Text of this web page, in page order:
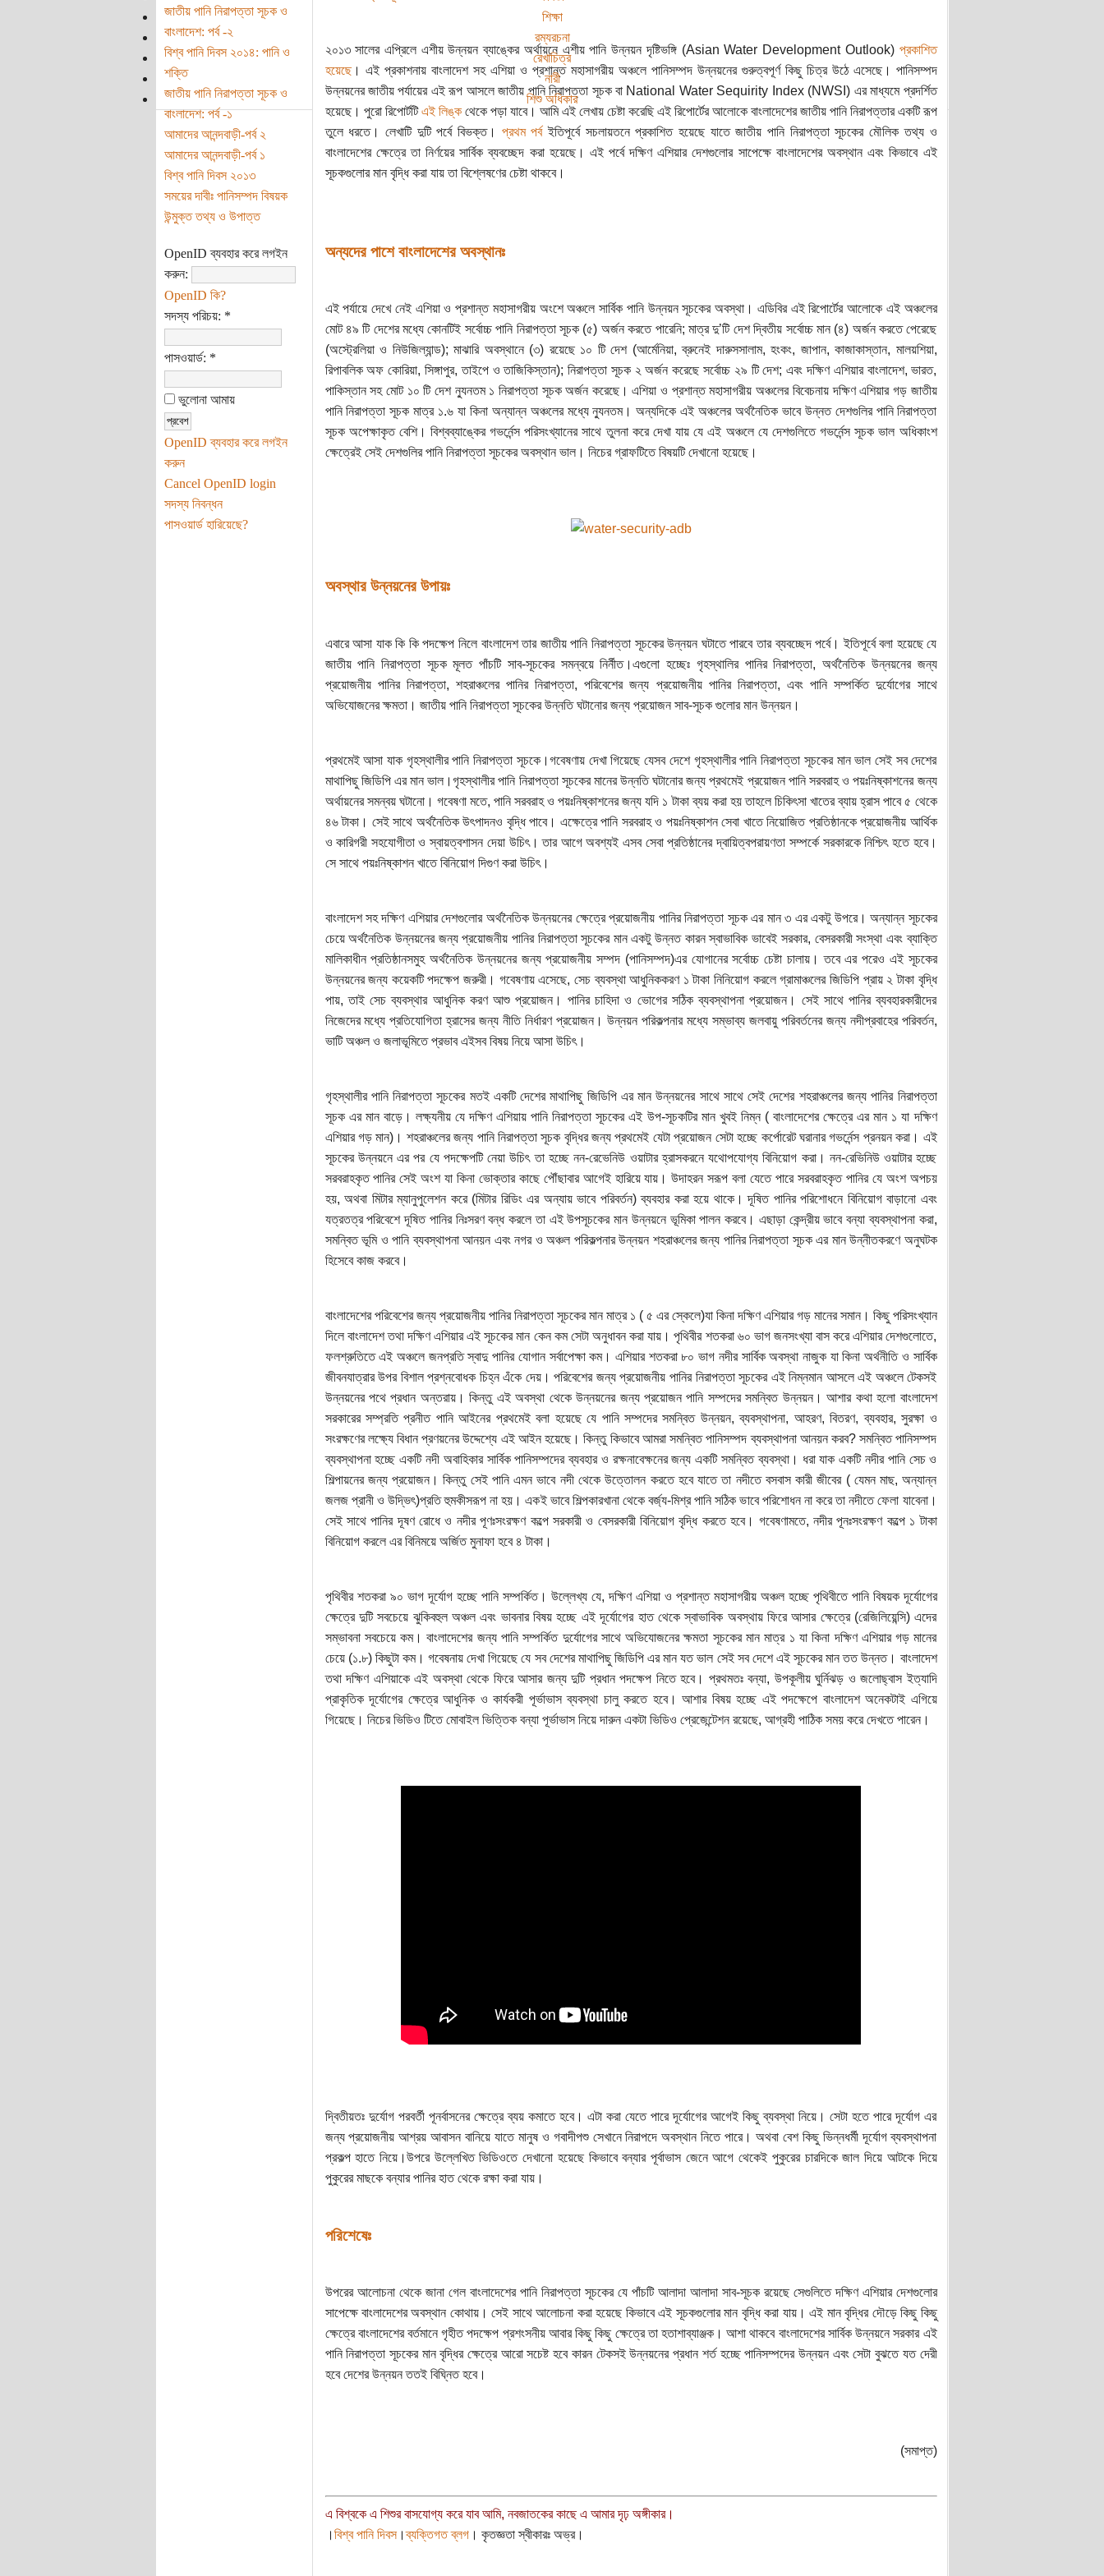
শিক্ষা
রম্যরচনা
রেখাচিত্র
নারী
শিশু অধিকার
জাতীয় পানি নিরাপত্তা সূচক ও
বাংলাদেশ: পর্ব -২
বিশ্ব পানি দিবস ২০১৪: পানি ও
শক্তি
জাতীয় পানি নিরাপত্তা সূচক ও
বাংলাদেশ: পর্ব -১
আমাদের আনন্দবাড়ী-পর্ব ২
আমাদের আনন্দবাড়ী-পর্ব ১
বিশ্ব পানি দিবস ২০১৩
সময়ের দাবীঃ পানিসম্পদ বিষয়ক
উন্মুক্ত তথ্য ও উপাত্ত
OpenID ব্যবহার করে লগইন
করুন:
OpenID কি?
সদস্য পরিচয়: *
পাসওয়ার্ড: *
ভুলোনা আমায়
OpenID ব্যবহার করে লগইন
করুন
Cancel OpenID login
সদস্য নিবন্ধন
পাসওয়ার্ড হারিয়েছে?
২০১৩ সালের এপ্রিলে এশীয় উন্নয়ন ব্যাঙ্কের অর্থায়নে এশীয় পানি উন্নয়ন দৃষ্টিভঙ্গি (Asian Water Development Outlook) প্রকাশিত
হয়েছে। এই প্রকাশনায় বাংলাদেশ সহ এশিয়া ও প্রশান্ত মহাসাগরীয় অঞ্চলে পানিসম্পদ উন্নয়নের গুরুত্বপূর্ণ কিছু চিত্র উঠে এসেছে। পানিসম্পদ
উন্নয়নের জাতীয় পর্যায়ের এই রূপ আসলে জাতীয় পানি নিরাপত্তা সূচক বা National Water Sequirity Index (NWSI) এর মাধ্যমে প্রদর্শিত
হয়েছে। পুরো রিপোর্টটিএই লিঙ্কথেকে পড়া যাবে। আমি এই লেখায় চেষ্টা করেছি এই রিপোর্টের আলোকে বাংলাদেশের জাতীয় পানি নিরাপত্তার একটি রূপ
তুলে ধরতে। লেখাটি দুটি পর্বে বিভক্ত। প্রথম পর্বইতিপূর্বে সচলায়তনে প্রকাশিত হয়েছে যাতে জাতীয় পানি নিরাপত্তা সূচকের মৌলিক তথ্য ও
বাংলাদেশের ক্ষেত্রে তা নির্ণয়ের সার্বিক ব্যবচ্ছেদ করা হয়েছে। এই পর্বে দক্ষিণ এশিয়ার দেশগুলোর সাপেক্ষে বাংলাদেশের অবস্থান এবং কিভাবে এই
সূচকগুলোর মান বৃদ্ধি করা যায় তা বিশ্লেষণের চেষ্টা থাকবে।
অন্যদের পাশে বাংলাদেশের অবস্থানঃ
এই পর্যায়ে দেখে নেই এশিয়া ও প্রশান্ত মহাসাগরীয় অংশে অঞ্চলে সার্বিক পানি উন্নয়ন সূচকের অবস্থা। এডিবির এই রিপোর্টের আলোকে এই অঞ্চলের
মোট ৪৯ টি দেশের মধ্যে কোনটিই সর্বোচ্চ পানি নিরাপত্তা সূচক (৫) অর্জন করতে পারেনি; মাত্র দু’টি দেশ দ্বিতীয় সর্বোচ্চ মান (৪) অর্জন করতে পেরেছে
(অস্ট্রেলিয়া ও নিউজিল্যান্ড); মাঝারি অবস্থানে (৩) রয়েছে ১০ টি দেশ (আর্মেনিয়া, ব্রুনেই দারুসসালাম, হংকং, জাপান, কাজাকাস্তান, মালয়শিয়া,
রিপাবলিক অফ কোরিয়া, সিঙ্গাপুর, তাইপে ও তাজিকিস্তান); নিরাপত্তা সূচক ২ অর্জন করেছে সর্বোচ্চ ২৯ টি দেশ; এবং দক্ষিণ এশিয়ার বাংলাদেশ, ভারত,
পাকিস্তান সহ মোট ১০ টি দেশ ন্যুনতম ১ নিরাপত্তা সূচক অর্জন করেছে। এশিয়া ও প্রশান্ত মহাসাগরীয় অঞ্চলের বিবেচনায় দক্ষিণ এশিয়ার গড় জাতীয়
পানি নিরাপত্তা সূচক মাত্র ১.৬ যা কিনা অন্যান্ন অঞ্চলের মধ্যে ন্যুনতম। অন্যদিকে এই অঞ্চলের অর্থনৈতিক ভাবে উন্নত দেশগুলির পানি নিরাপত্তা
সূচক অপেক্ষাকৃত বেশি। বিশ্বব্যাঙ্কের গভর্নেন্স পরিসংখ্যানের সাথে তুলনা করে দেখা যায় যে এই অঞ্চলে যে দেশগুলিতে গভর্নেন্স সূচক ভাল অধিকাংশ
ক্ষেত্রেই সেই দেশগুলির পানি নিরাপত্তা সূচকের অবস্থান ভাল। নিচের গ্রাফটিতে বিষয়টি দেখানো হয়েছে।
অবস্থার উন্নয়নের উপায়ঃ
এবারে আসা যাক কি কি পদক্ষেপ নিলে বাংলাদেশ তার জাতীয় পানি নিরাপত্তা সূচকের উন্নয়ন ঘটাতে পারবে তার ব্যবচ্ছেদ পর্বে। ইতিপূর্বে বলা হয়েছে যে
জাতীয় পানি নিরাপত্তা সূচক মূলত পাঁচটি সাব-সূচকের সমন্বয়ে নির্নীত।এগুলো হচ্ছেঃ গৃহস্থালির পানির নিরাপত্তা, অর্থনৈতিক উন্নয়নের জন্য
প্রয়োজনীয় পানির নিরাপত্তা, শহরাঞ্চলের পানির নিরাপত্তা, পরিবেশের জন্য প্রয়োজনীয় পানির নিরাপত্তা, এবং পানি সম্পর্কিত দুর্যোগের সাথে
অভিযোজনের ক্ষমতা। জাতীয় পানি নিরাপত্তা সূচকের উন্নতি ঘটানোর জন্য প্রয়োজন সাব-সূচক গুলোর মান উন্নয়ন।
প্রথমেই আসা যাক গৃহস্থালীর পানি নিরাপত্তা সূচকে।গবেষণায় দেখা গিয়েছে যেসব দেশে গৃহস্থালীর পানি নিরাপত্তা সূচকের মান ভাল সেই সব দেশের
মাথাপিছু জিডিপি এর মান ভাল।গৃহস্থালীর পানি নিরাপত্তা সূচকের মানের উন্নতি ঘটানোর জন্য প্রথমেই প্রয়োজন পানি সরবরাহ ও পয়ঃনিষ্কাশনের জন্য
অর্থায়নের সমন্বয় ঘটানো। গবেষণা মতে, পানি সরবরাহ ও পয়ঃনিষ্কাশনের জন্য যদি ১ টাকা ব্যয় করা হয় তাহলে চিকিৎসা খাতের ব্যায় হ্রাস পাবে ৫ থেকে
৪৬ টাকা। সেই সাথে অর্থনৈতিক উৎপাদনও বৃদ্ধি পাবে। এক্ষেত্রে পানি সরবরাহ ও পয়ঃনিষ্কাশন সেবা খাতে নিয়োজিত প্রতিষ্ঠানকে প্রয়োজনীয় আর্থিক
ও কারিগরী সহযোগীতা ও স্বায়ত্বশাসন দেয়া উচিৎ। তার আগে অবশ্যই এসব সেবা প্রতিষ্ঠানের দ্বায়িত্বপরায়ণতা সম্পর্কে সরকারকে নিশ্চিৎ হতে হবে।
সে সাথে পয়ঃনিষ্কাশন খাতে বিনিয়োগ দিগুণ করা উচিৎ।
বাংলাদেশ সহ দক্ষিণ এশিয়ার দেশগুলোর অর্থনৈতিক উন্নয়নের ক্ষেত্রে প্রয়োজনীয় পানির নিরাপত্তা সূচক এর মান ৩ এর একটু উপরে। অন্যান্ন সূচকের
চেয়ে অর্থনৈতিক উন্নয়নের জন্য প্রয়োজনীয় পানির নিরাপত্তা সূচকের মান একটু উন্নত কারন স্বাভাবিক ভাবেই সরকার, বেসরকারী সংস্থা এবং ব্যাক্তি
মালিকাধীন প্রতিষ্ঠানসমুহ অর্থনৈতিক উন্নয়নের জন্য প্রয়োজনীয় সম্পদ (পানিসম্পদ)এর যোগানের সর্বোচ্চ চেষ্টা চালায়। তবে এর পরেও এই সূচকের
উন্নয়নের জন্য কয়েকটি পদক্ষেপ জরুরী। গবেষণায় এসেছে, সেচ ব্যবস্থা আধুনিককরণ ১ টাকা নিনিয়োগ করলে গ্রামাঞ্চলের জিডিপি প্রায় ২ টাকা বৃদ্ধি
পায়, তাই সেচ ব্যবস্থার আধুনিক করণ আশু প্রয়োজন। পানির চাহিদা ও ভোগের সঠিক ব্যবস্থাপনা প্রয়োজন। সেই সাথে পানির ব্যবহারকারীদের
নিজেদের মধ্যে প্রতিযোগিতা হ্রাসের জন্য নীতি নির্ধারণ প্রয়োজন। উন্নয়ন পরিকল্পনার মধ্যে সম্ভাব্য জলবায়ু পরিবর্তনের জন্য নদীপ্রবাহের পরিবর্তন,
ভাটি অঞ্চল ও জলাভূমিতে প্রভাব এইসব বিষয় নিয়ে আসা উচিৎ।
গৃহস্থালীর পানি নিরাপত্তা সূচকের মতই একটি দেশের মাথাপিছু জিডিপি এর মান উন্নয়নের সাথে সাথে সেই দেশের শহরাঞ্চলের জন্য পানির নিরাপত্তা
সূচক এর মান বাড়ে। লক্ষ্যনীয় যে দক্ষিণ এশিয়ায় পানি নিরাপত্তা সূচকের এই উপ-সূচকটির মান খুবই নিম্ন ( বাংলাদেশের ক্ষেত্রে এর মান ১ যা দক্ষিণ
এশিয়ার গড় মান)। শহরাঞ্চলের জন্য পানি নিরাপত্তা সূচক বৃদ্ধির জন্য প্রথমেই যেটা প্রয়োজন সেটা হচ্ছে কর্পোরেট ঘরানার গভর্নেন্স প্রনয়ন করা। এই
সূচকের উন্নয়নে এর পর যে পদক্ষেপটি নেয়া উচিৎ তা হচ্ছে নন-রেভেনিউ ওয়াটার হ্রাসকরনে যথোপযোগ্য বিনিয়োগ করা। নন-রেভিনিউ ওয়াটার হচ্ছে
সরবরাহকৃত পানির সেই অংশ যা কিনা ভোক্তার কাছে পৌঁছাবার আগেই হারিয়ে যায়। উদাহরন সরূপ বলা যেতে পারে সরবরাহকৃত পানির যে অংশ অপচয়
হয়, অথবা মিটার ম্যানুপুলেশন করে (মিটার রিডিং এর অন্যায় ভাবে পরিবর্তন) ব্যবহার করা হয়ে থাকে। দূষিত পানির পরিশোধনে বিনিয়োগ বাড়ানো এবং
যত্রতত্র পরিবেশে দূষিত পানির নিঃসরণ বন্ধ করলে তা এই উপসূচকের মান উন্নয়নে ভূমিকা পালন করবে। এছাড়া কেন্দ্রীয় ভাবে বন্যা ব্যবস্থাপনা করা,
সমন্বিত ভূমি ও পানি ব্যবস্থাপনা আনয়ন এবং নগর ও অঞ্চল পরিকল্পনার উন্নয়ন শহরাঞ্চলের জন্য পানির নিরাপত্তা সূচক এর মান উন্নীতকরণে অনুঘটক
হিসেবে কাজ করবে।
বাংলাদেশের পরিবেশের জন্য প্রয়োজনীয় পানির নিরাপত্তা সূচকের মান মাত্র ১ ( ৫ এর স্কেলে)যা কিনা দক্ষিণ এশিয়ার গড় মানের সমান। কিছু পরিসংখ্যান
দিলে বাংলাদেশ তথা দক্ষিণ এশিয়ার এই সূচকের মান কেন কম সেটা অনুধাবন করা যায়। পৃথিবীর শতকরা ৬০ ভাগ জনসংখ্যা বাস করে এশিয়ার দেশগুলোতে,
ফলশ্রুতিতে এই অঞ্চলে জনপ্রতি স্বাদু পানির যোগান সর্বাপেক্ষা কম। এশিয়ার শতকরা ৮০ ভাগ নদীর সার্বিক অবস্থা নাজুক যা কিনা অর্থনীতি ও সার্বিক
জীবনযাত্রার উপর বিশাল প্রশ্নবোধক চিহ্ন এঁকে দেয়। পরিবেশের জন্য প্রয়োজনীয় পানির নিরাপত্তা সূচকের এই নিম্নমান আসলে এই অঞ্চলে টেকসই
উন্নয়নের পথে প্রধান অন্তরায়। কিন্তু এই অবস্থা থেকে উন্নয়নের জন্য প্রয়োজন পানি সম্পদের সমন্বিত উন্নয়ন। আশার কথা হলো বাংলাদেশ
সরকারের সম্প্রতি প্রনীত পানি আইনের প্রথমেই বলা হয়েছে যে পানি সম্পদের সমন্বিত উন্নয়ন, ব্যবস্থাপনা, আহরণ, বিতরণ, ব্যবহার, সুরক্ষা ও
সংরক্ষণের লক্ষ্যে বিধান প্রণয়নের উদ্দেশ্যে এই আইন হয়েছে। কিন্তু কিভাবে আমরা সমন্বিত পানিসম্পদ ব্যবস্থাপনা আনয়ন করব? সমন্বিত পানিসম্পদ
ব্যবস্থাপনা হচ্ছে একটি নদী অবাহিকার সার্বিক পানিসম্পদের ব্যবহার ও রক্ষনাবেক্ষনের জন্য একটি সমন্বিত ব্যবস্থা। ধরা যাক একটি নদীর পানি সেচ ও
শিল্পায়নের জন্য প্রয়োজন। কিন্তু সেই পানি এমন ভাবে নদী থেকে উত্তোলন করতে হবে যাতে তা নদীতে বসবাস কারী জীবের ( যেমন মাছ, অন্যান্ন
জলজ প্রানী ও উদ্ভিৎ)প্রতি হুমকীসরূপ না হয়। একই ভাবে শিল্পকারখানা থেকে বর্জ্য-মিশ্র পানি সঠিক ভাবে পরিশোধন না করে তা নদীতে ফেলা যাবেনা।
সেই সাথে পানির দূষণ রোধে ও নদীর পূণঃসংরক্ষণ কল্পে সরকারী ও বেসরকারী বিনিয়োগ বৃদ্ধি করতে হবে। গবেষণামতে, নদীর পূনঃসংরক্ষণ কল্পে ১ টাকা
বিনিয়োগ করলে এর বিনিময়ে অর্জিত মুনাফা হবে ৪ টাকা।
পৃথিবীর শতকরা ৯০ ভাগ দূর্যোগ হচ্ছে পানি সম্পর্কিত। উল্লেখ্য যে, দক্ষিণ এশিয়া ও প্রশান্ত মহাসাগরীয় অঞ্চল হচ্ছে পৃথিবীতে পানি বিষয়ক দূর্যোগের
ক্ষেত্রে দুটি সবচেয়ে ঝুকিবহুল অঞ্চল এবং ভাবনার বিষয় হচ্ছে এই দূর্যোগের হাত থেকে স্বাভাবিক অবস্থায় ফিরে আসার ক্ষেত্রে (রেজিলিয়েন্সি) এদের
সম্ভাবনা সবচেয়ে কম। বাংলাদেশের জন্য পানি সম্পর্কিত দুর্যোগের সাথে অভিযোজনের ক্ষমতা সূচকের মান মাত্র ১ যা কিনা দক্ষিণ এশিয়ার গড় মানের
চেয়ে (১.৮) কিছুটা কম। গবেষনায় দেখা গিয়েছে যে সব দেশের মাথাপিছু জিডিপি এর মান যত ভাল সেই সব দেশে এই সূচকের মান তত উন্নত। বাংলাদেশ
তথা দক্ষিণ এশিয়াকে এই অবস্থা থেকে ফিরে আসার জন্য দুটি প্রধান পদক্ষেপ নিতে হবে। প্রথমতঃ বন্যা, উপকূলীয় ঘুর্নিঝড় ও জলোছ্বাস ইত্যাদি
প্রাকৃতিক দূর্যোগের ক্ষেত্রে আধুনিক ও কার্যকরী পূর্ভাভাস ব্যবস্থা চালু করতে হবে। আশার বিষয় হচ্ছে এই পদক্ষেপে বাংলাদেশ অনেকটাই এগিয়ে
গিয়েছে। নিচের ভিডিও টিতে মোবাইল ভিত্তিক বন্যা পূর্ভাভাস নিয়ে দারুন একটা ভিডিও প্রেজেন্টেশন রয়েছে, আগ্রহী পাঠিক সময় করে দেখতে পারেন।
দ্বিতীয়তঃ দুর্যোগ পরবর্তী পূনর্বাসনের ক্ষেত্রে ব্যয় কমাতে হবে। এটা করা যেতে পারে দূর্যোগের আগেই কিছু ব্যবস্থা নিয়ে। সেটা হতে পারে দূর্যোগ এর
জন্য প্রয়োজনীয় আশ্রয় আবাসন বানিয়ে যাতে মানুষ ও গবাদীপশু সেখানে নিরাপদে অবস্থান নিতে পারে। অথবা বেশ কিছু ভিন্নধর্মী দূর্যোগ ব্যবস্থাপনা
প্রকল্প হাতে নিয়ে।উপরে উল্লেখিত ভিডিওতে দেখানো হয়েছে কিভাবে বন্যার পূর্বাভাস জেনে আগে থেকেই পুকুরের চারদিকে জাল দিয়ে আটকে দিয়ে
পুকুরের মাছকে বন্যার পানির হাত থেকে রক্ষা করা যায়।
পরিশেষেঃ
উপরের আলোচনা থেকে জানা গেল বাংলাদেশের পানি নিরাপত্তা সূচকের যে পাঁচটি আলাদা আলাদা সাব-সূচক রয়েছে সেগুলিতে দক্ষিণ এশিয়ার দেশগুলোর
সাপেক্ষে বাংলাদেশের অবস্থান কোথায়। সেই সাথে আলোচনা করা হয়েছে কিভাবে এই সূচকগুলোর মান বৃদ্ধি করা যায়। এই মান বৃদ্ধির দৌড়ে কিছু কিছু
ক্ষেত্রে বাংলাদেশের বর্তমানে গৃহীত পদক্ষেপ প্রশংসনীয় আবার কিছু কিছু ক্ষেত্রে তা হতাশাব্যাঞ্জক। আশা থাকবে বাংলাদেশের সার্বিক উন্নয়নে সরকার এই
পানি নিরাপত্তা সূচকের মান বৃদ্ধির ক্ষেত্রে আরো সচেষ্ট হবে কারন টেকসই উন্নয়নের প্রধান শর্ত হচ্ছে পানিসম্পদের উন্নয়ন এবং সেটা বুঝতে যত দেরী
হবে দেশের উন্নয়ন ততই বিঘ্নিত হবে।
(সমাপ্ত)
এ বিশ্বকে এ শিশুর বাসযোগ্য করে যাব আমি, নবজাতকের কাছে এ আমার দৃঢ় অঙ্গীকার।
। বিশ্ব পানি দিবস।ব্যক্তিগত ব্লগ। কৃতজ্ঞতা স্বীকারঃ অভ্র।